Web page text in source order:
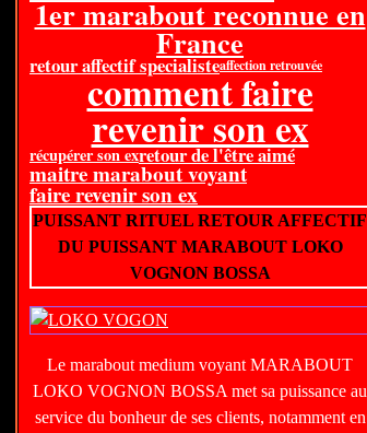
1er marabout reconnue en
France
retour affectif specialisteaffection retrouvée
comment faire
revenir son ex
récupérer son exretour de l'être aimé
maitre marabout voyant
faire revenir son ex
PUISSANT RITUEL RETOUR AFFECTIF
DU PUISSANT MARABOUT LOKO
VOGNON BOSSA
Le marabout medium voyant MARABOUT
LOKO VOGNON BOSSA met sa puissance au
service du bonheur de ses clients, notamment en